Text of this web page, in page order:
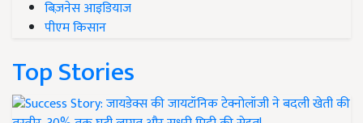
बिज़नेस आइडियाज
पीएम किसान
Top Stories